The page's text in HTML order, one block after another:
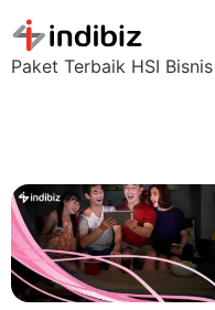
Paket Terbaik HSI